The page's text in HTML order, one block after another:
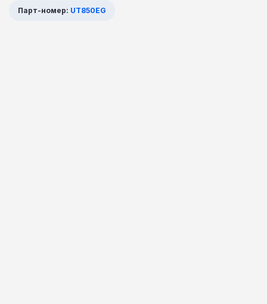
Парт-номер: UT850EG